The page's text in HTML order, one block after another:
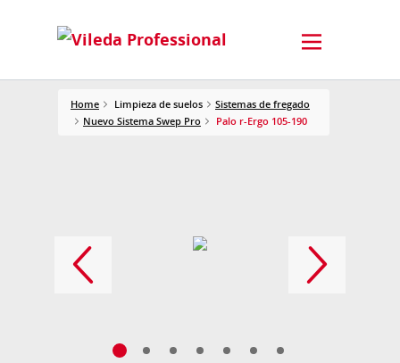
Home Limpieza de suelos
Sistemas de fregado
Nuevo Sistema Swep Pro
Palo r-Ergo 105-190